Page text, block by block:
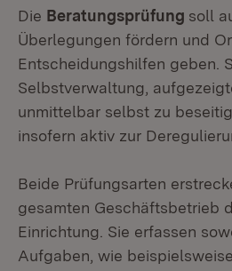
Die Beratungsprüfung soll
Überlegungen fördern und
Entscheidungshilfen geben.
Selbstverwaltung,
unmittelbar selbst zu
insofern aktiv zur
Beide Prüfungsarten
gesamten Geschäftsbetrieb
Einrichtung. Sie erfassen
Aufgaben, wie